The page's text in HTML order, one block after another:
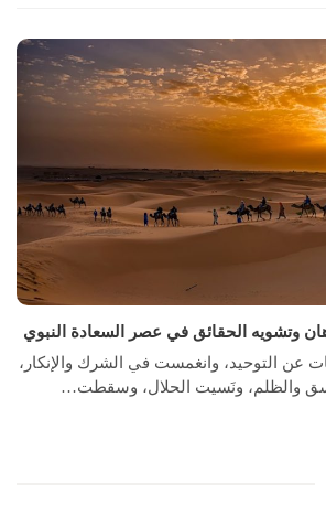
وتشويه الحقائق في عصر السعادة النبوي
عن التوحيد، وانغمست في الشرك والإنكار،
والظلم، ونَسيت الحلال، وسقطت…